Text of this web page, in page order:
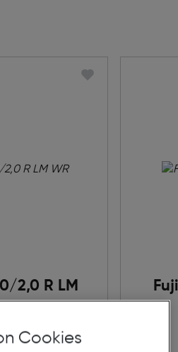
2,0 R LM
Cookies